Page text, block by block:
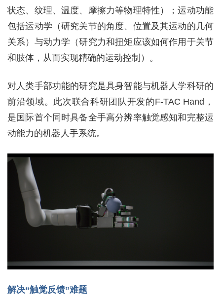
状态、纹理、温度、摩擦力等物理特性）；运动功能
包括运动学（研究关节的角度、位置及其运动的几何
关系）与动力学（研究力和扭矩应该如何作用于关节
和肢体，从而实现精确的运动控制）。
对人类手部功能的研究是具身智能与机器人学科研的
前沿领域。此次联合科研团队开发的F-TAC Hand，
是国际首个同时具备全手高分辨率触觉感知和完整运
动能力的机器人手系统。
解决“触觉反馈”难题